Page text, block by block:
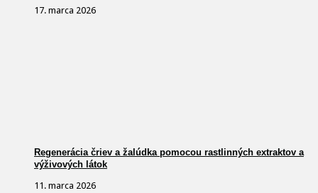
17. marca 2026
Regenerácia čriev a žalúdka pomocou rastlinných extraktov a
výživových látok
11. marca 2026